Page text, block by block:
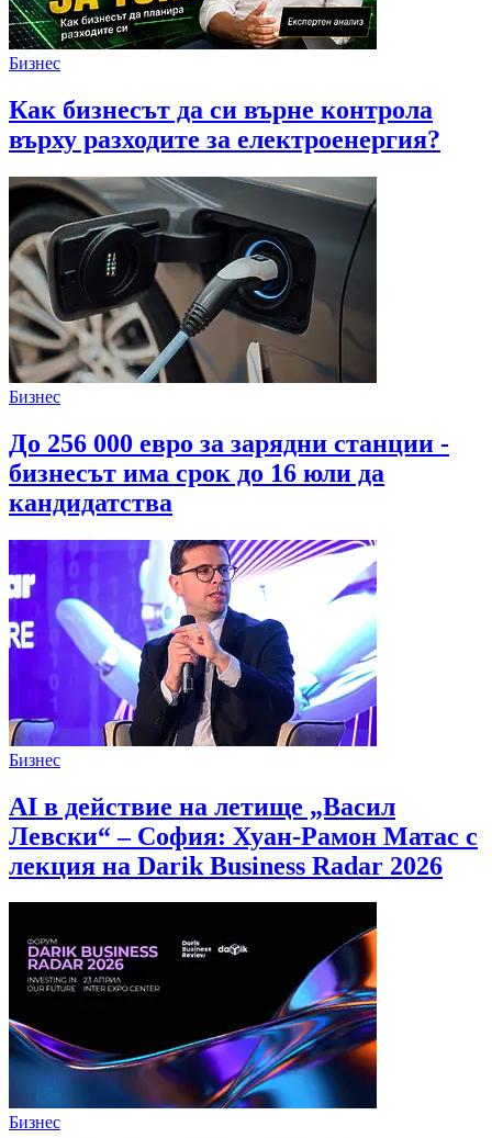
Бизнес
Как бизнесът да си върне контрола
върху разходите за електроенергия?
Бизнес
До 256 000 евро за зарядни станции -
бизнесът има срок до 16 юли да
кандидатства
Бизнес
AI в действие на летище „Васил
Левски“ – София: Хуан-Рамон Матас с
лекция на Darik Business Radar 2026
Бизнес